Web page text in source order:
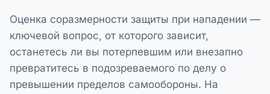
Оценка соразмерности защиты при нападении —
ключевой вопрос, от которого зависит,
останетесь ли вы потерпевшим или внезапно
превратитесь в подозреваемого по делу о
превышении пределов самообороны. На